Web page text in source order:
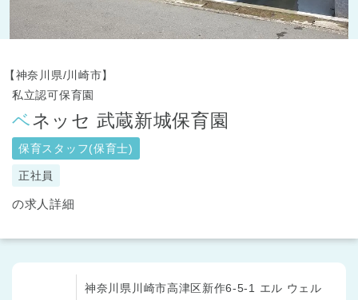
【神奈川県/川崎市】
私立認可保育園
ベネッセ 武蔵新城保育園
保育スタッフ(保育士)
正社員
の求人詳細
神奈川県川崎市高津区新作6-5-1 エル ウェル